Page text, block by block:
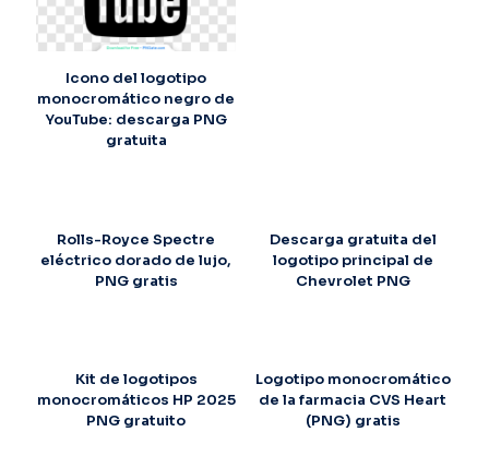
Icono del logotipo
monocromático negro de
YouTube: descarga PNG
gratuita
Rolls-Royce Spectre
eléctrico dorado de lujo,
PNG gratis
Descarga gratuita del
logotipo principal de
Chevrolet PNG
Kit de logotipos
monocromáticos HP 2025
PNG gratuito
Logotipo monocromático
de la farmacia CVS Heart
(PNG) gratis